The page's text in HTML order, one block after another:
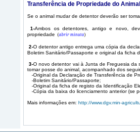
Transferência de Propriedade do Animal
Se o animal mudar de detentor deverão ser
1-Ambos os detentores, antigo e novo,
propriedade (abrir minuta)
2-O detentor antigo entrega uma cópia da
Boletim Sanitário/Passaporte e original da ficha
3-O novo detentor vai à Junta de Freguesia
tomar posse do animal, acompanhado dos
-Original da Declaração de Transferência de
-Boletim Sanitário/Passaporte;
-Original da ficha de registo da Identificação
-Cópia da baixa do licenciamento anterior (se
Mais informações em: http://www.dgv.min-